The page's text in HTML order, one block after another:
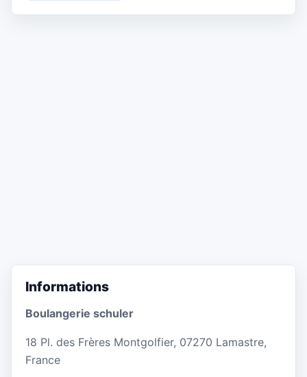
Informations
Boulangerie schuler
18 Pl. des Frères Montgolfier, 07270 Lamastre,
France